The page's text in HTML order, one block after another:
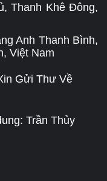
Thanh Khê Đông,
Anh Thanh Bình,
Việt Nam
Gửi Thư Về
Trần Thủy